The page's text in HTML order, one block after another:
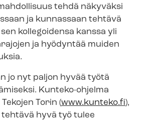
tehdä näkyväksi
ja kunnassaan tehtävä
kollegoidensa kanssa yli
ja hyödyntää muiden
jo nyt paljon hyvää työtä
Kunteko-ohjelma
Torin (www.kunteko.fi),
tehtävä hyvä työ tulee